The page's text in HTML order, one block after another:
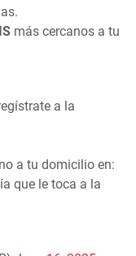
más cercanos a tu
a la
a tu domicilio en:
que le toca a la